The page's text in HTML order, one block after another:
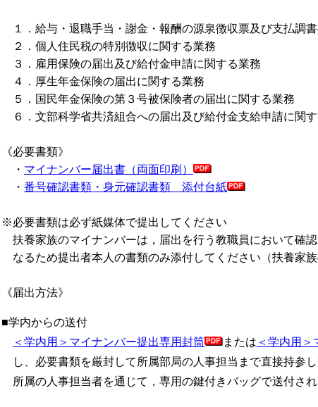
１．給与・退職手当・謝金・報酬の源泉徴収票及び支払調
２．個人住民税の特別徴収に関する業務
３．雇用保険の届出及び給付金申請に関する業務
４．厚生年金保険の届出に関する業務
５．国民年金保険の第３号被保険者の届出に関する業務
６．文部科学省共済組合への届出及び給付金支給申請に関
《必要書類》
・ マイナンバー届出書（両面印刷）
・ 番号確認書類・身元確認書類 添付台紙
※必要書類は必ず紙媒体で提出してください
扶養家族のマイナンバーは，届出を行う教職員において確
なるため提出者本人の書類のみ添付してください（扶養家族
《届出方法》
■学内からの送付
＜学内用＞マイナンバー提出専用封筒
または ＜学内用
し、必要書類を厳封して所属部局の人事担当まで直接持参し
所属の人事担当者を通じて，専用の鍵付きバッグで送付され